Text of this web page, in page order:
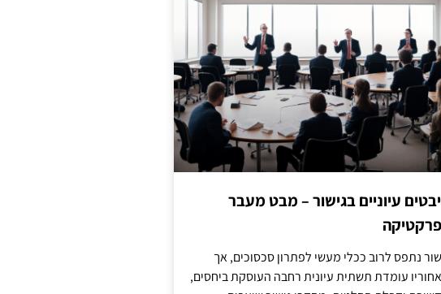
עיוניים בגישור – מבט מעבר
נתפס לרוב ככלי מעשי לפתרון סכסוכים, אך
עומדת תשתית עיונית רחבה העוסקת ביחסים,